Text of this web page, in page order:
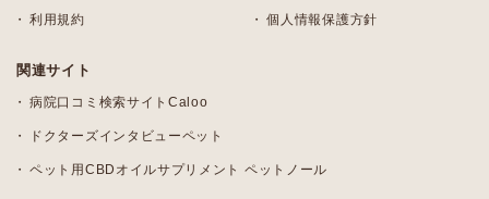
利用規約 個人情報保護方針
関連サイト
病院口コミ検索サイトCaloo
ドクターズインタビューペット
ペット用CBDオイルサプリメント ペットノール